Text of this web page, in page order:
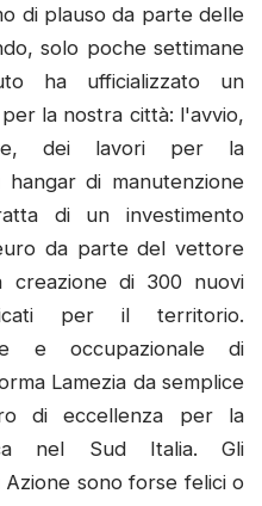
di plauso da parte delle
solo poche settimane
ha ufficializzato un
la nostra città: l'avvio,
dei lavori per la
di manutenzione
di un investimento
da parte del vettore
creazione di 300 nuovi
per il territorio.
e occupazionale di
Lamezia da semplice
di eccellenza per la
nel Sud Italia. Gli
sono forse felici o